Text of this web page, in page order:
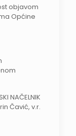
objavom
Općine
NAČELNIK
Čavić, v.r.